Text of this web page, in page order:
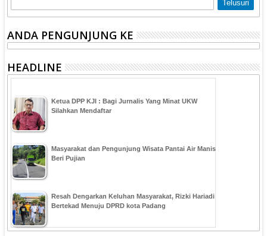
ANDA PENGUNJUNG KE
HEADLINE
Ketua DPP KJI : Bagi Jurnalis Yang Minat UKW
Silahkan Mendaftar
Masyarakat dan Pengunjung Wisata Pantai Air Manis
Beri Pujian
Resah Dengarkan Keluhan Masyarakat, Rizki Hariadi
Bertekad Menuju DPRD kota Padang